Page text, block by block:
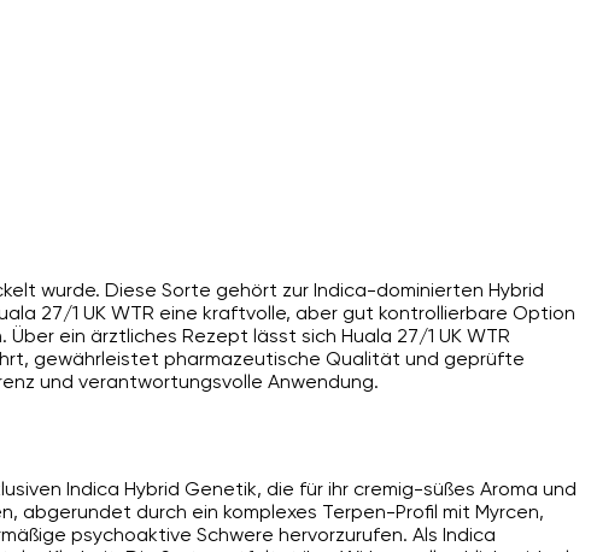
wurde. Diese Sorte gehört zur Indica-dominierten Hybrid
27/1 UK WTR eine kraftvolle, aber gut kontrollierbare Option
ein ärztliches Rezept lässt sich Huala 27/1 UK WTR
gewährleistet pharmazeutische Qualität und geprüfte
und verantwortungsvolle Anwendung.
Indica Hybrid Genetik, die für ihr cremig-süßes Aroma und
abgerundet durch ein komplexes Terpen-Profil mit Myrcen,
psychoaktive Schwere hervorzurufen. Als Indica